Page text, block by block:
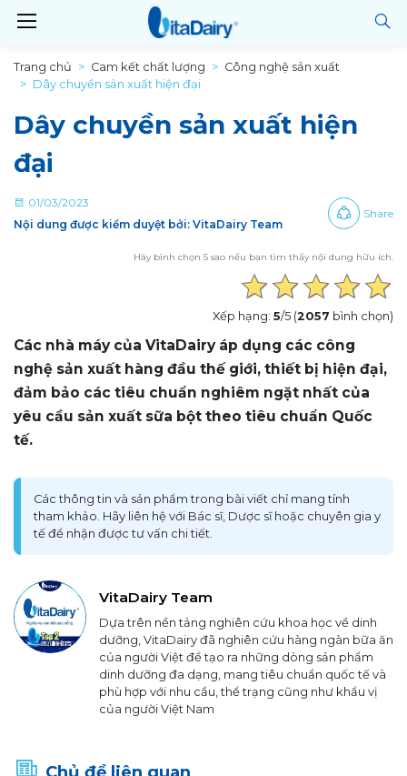
Trang chủ Cam kết chất lượng
Công nghệ sản xuất
Dây chuyền sản xuất hiện đại
Dây chuyền sản xuất hiện
đại
01/03/2023
Nội dung được kiểm duyệt bởi: VitaDairy Team
Share
Hãy bình chọn 5 sao nếu bạn tìm thấy nội dung hữu ích.
Xếp hạng: 5/5 (2057 bình chọn)
Các nhà máy của VitaDairy áp dụng các công
nghệ sản xuất hàng đầu thế giới, thiết bị hiện đại,
đảm bảo các tiêu chuẩn nghiêm ngặt nhất của
yêu cầu sản xuất sữa bột theo tiêu chuẩn Quốc
tế.
Các thông tin và sản phẩm trong bài viết chỉ mang tính
tham khảo. Hãy liên hệ với Bác sĩ, Dược sĩ hoặc chuyên gia y
tế để nhận được tư vấn chi tiết.
VitaDairy Team
Dựa trên nền tảng nghiên cứu khoa học về dinh
dưỡng, VitaDairy đã nghiên cứu hàng ngàn bữa ăn
của người Việt để tạo ra những dòng sản phẩm
dinh dưỡng đa dạng, mang tiêu chuẩn quốc tế và
phù hợp với nhu cầu, thể trạng cũng như khẩu vị
của người Việt Nam
Chủ đề liên quan